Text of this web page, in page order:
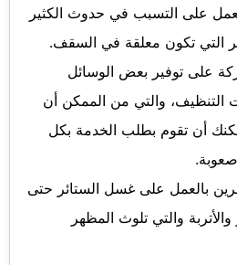
على التسبب في حدوث الكثير
التي تكون معلقة في السقف.
على توفير بعض الوسائل
التنظيف، والتي من الممكن أن
أن تقوم بطلب الخدمة بكل
بالعمل على غسل الستائر حتى
والأتربة والتي تلوث المظهر